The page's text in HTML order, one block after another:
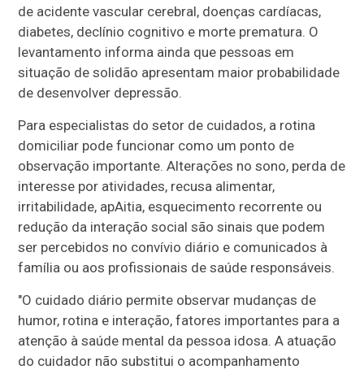
de acidente vascular cerebral, doenças cardíacas,
diabetes, declínio cognitivo e morte prematura. O
levantamento informa ainda que pessoas em
situação de solidão apresentam maior probabilidade
de desenvolver depressão.
Para especialistas do setor de cuidados, a rotina
domiciliar pode funcionar como um ponto de
observação importante. Alterações no sono, perda de
interesse por atividades, recusa alimentar,
irritabilidade, apAitia, esquecimento recorrente ou
redução da interação social são sinais que podem
ser percebidos no convívio diário e comunicados à
família ou aos profissionais de saúde responsáveis.
"O cuidado diário permite observar mudanças de
humor, rotina e interação, fatores importantes para a
atenção à saúde mental da pessoa idosa. A atuação
do cuidador não substitui o acompanhamento